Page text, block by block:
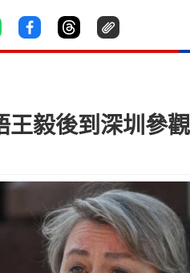
王毅後到深圳參